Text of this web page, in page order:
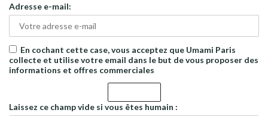
Adresse e-mail:
En cochant cette case, vous acceptez que Umami Paris
collecte et utilise votre email dans le but de vous proposer des
informations et offres commerciales
Laissez ce champ vide si vous êtes humain :